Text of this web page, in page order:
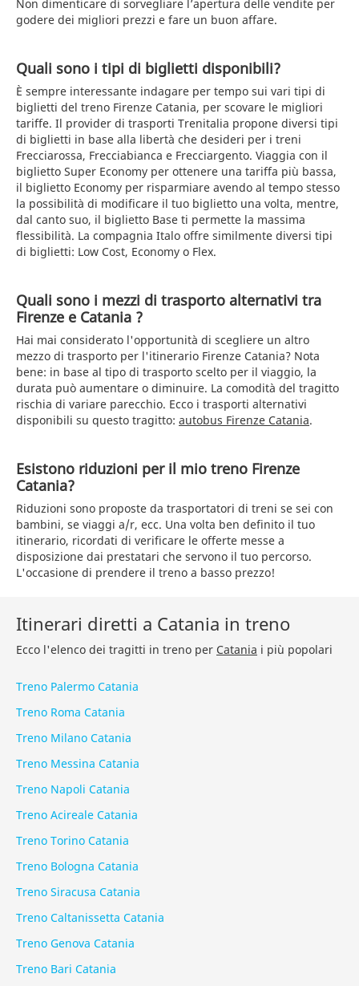
Non dimenticare di sorvegliare l’apertura delle vendite per
godere dei migliori prezzi e fare un buon affare.
Quali sono i tipi di biglietti disponibili?
È sempre interessante indagare per tempo sui vari tipi di
biglietti del treno Firenze Catania, per scovare le migliori
tariffe. Il provider di trasporti Trenitalia propone diversi tipi
di biglietti in base alla libertà che desideri per i treni
Frecciarossa, Frecciabianca e Frecciargento. Viaggia con il
biglietto Super Economy per ottenere una tariffa più bassa,
il biglietto Economy per risparmiare avendo al tempo stesso
la possibilità di modificare il tuo biglietto una volta, mentre,
dal canto suo, il biglietto Base ti permette la massima
flessibilità. La compagnia Italo offre similmente diversi tipi
di biglietti: Low Cost, Economy o Flex.
Quali sono i mezzi di trasporto alternativi tra
Firenze e Catania ?
Hai mai considerato l'opportunità di scegliere un altro
mezzo di trasporto per l'itinerario Firenze Catania? Nota
bene: in base al tipo di trasporto scelto per il viaggio, la
durata può aumentare o diminuire. La comodità del tragitto
rischia di variare parecchio. Ecco i trasporti alternativi
disponibili su questo tragitto: autobus Firenze Catania.
Esistono riduzioni per il mio treno Firenze
Catania?
Riduzioni sono proposte da trasportatori di treni se sei con
bambini, se viaggi a/r, ecc. Una volta ben definito il tuo
itinerario, ricordati di verificare le offerte messe a
disposizione dai prestatari che servono il tuo percorso.
L'occasione di prendere il treno a basso prezzo!
Itinerari diretti a Catania in treno
Ecco l'elenco dei tragitti in treno per Catania i più popolari
Treno Palermo Catania
Treno Roma Catania
Treno Milano Catania
Treno Messina Catania
Treno Napoli Catania
Treno Acireale Catania
Treno Torino Catania
Treno Bologna Catania
Treno Siracusa Catania
Treno Caltanissetta Catania
Treno Genova Catania
Treno Bari Catania